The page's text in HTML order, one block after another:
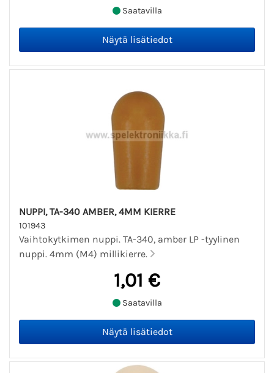
Saatavilla
NUPPI, TA-340 AMBER, 4MM KIERRE
101943
Vaihtokytkimen nuppi. TA-340, amber LP -tyylinen
nuppi. 4mm (M4) millikierre.
1,01 €
Saatavilla